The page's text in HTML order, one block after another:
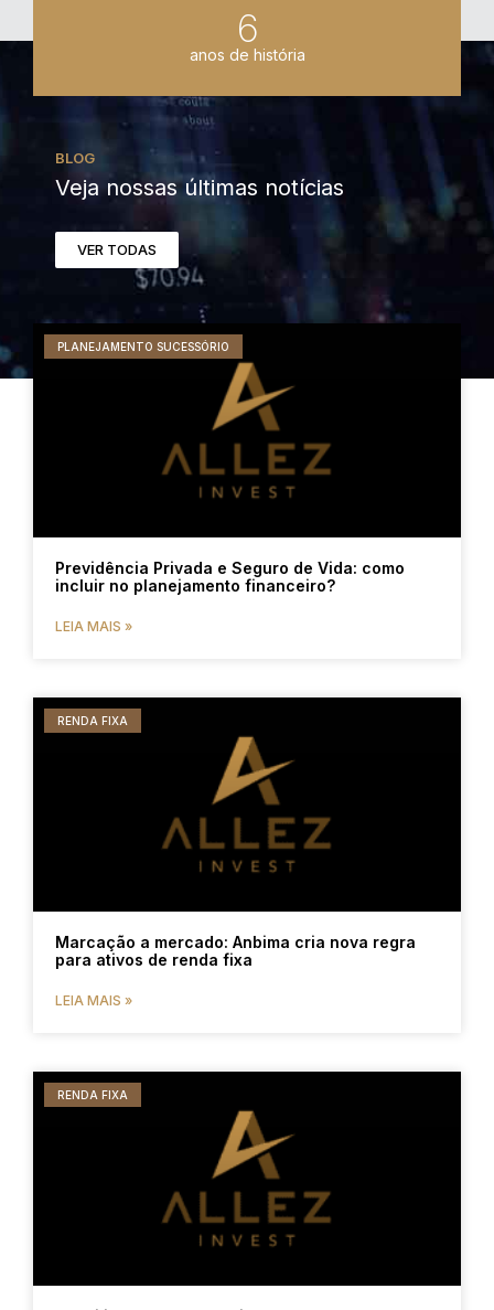
6
anos de história
BLOG
Veja nossas últimas notícias
VER TODAS
PLANEJAMENTO SUCESSÓRIO
Previdência Privada e Seguro de Vida: como
incluir no planejamento financeiro?
LEIA MAIS »
RENDA FIXA
Marcação a mercado: Anbima cria nova regra
para ativos de renda fixa
LEIA MAIS »
RENDA FIXA